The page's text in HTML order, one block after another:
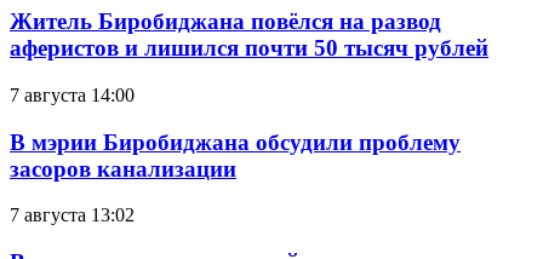
Житель Биробиджана повёлся на развод
аферистов и лишился почти 50 тысяч рублей
7 августа 14:00
В мэрии Биробиджана обсудили проблему
засоров канализации
7 августа 13:02